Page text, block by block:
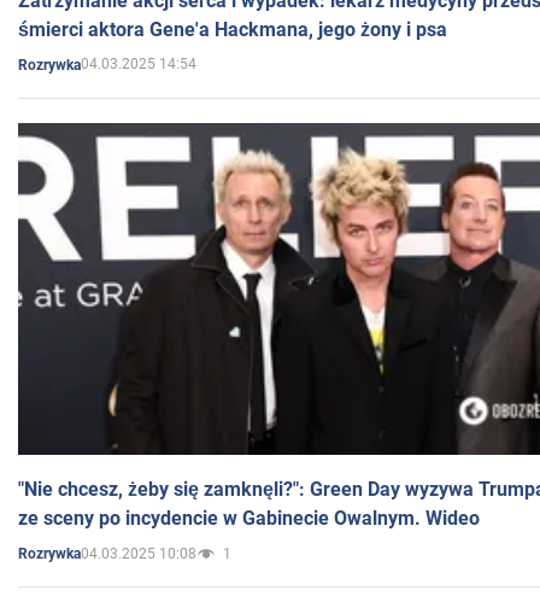
śmierci aktora Gene'a Hackmana, jego żony i psa
Rozrywka04.03.2025 14:54
"Nie chcesz, żeby się zamknęli?": Green Day wyzywa
ze sceny po incydencie w Gabinecie Owalnym. Wideo
Rozrywka04.03.2025 10:08 1